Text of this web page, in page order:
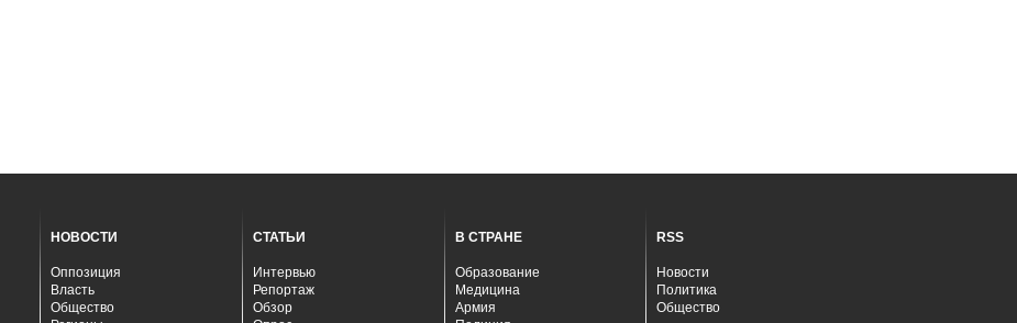
НОВОСТИ
Оппозиция
Власть
Общество
СТАТЬИ
Интервью
Репортаж
Обзор
В СТРАНЕ
Образование
Медицина
Армия
RSS
Новости
Политика
Общество